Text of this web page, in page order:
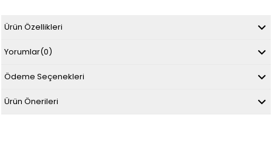
Ürün Özellikleri
Yorumlar(0)
Ödeme Seçenekleri
Ürün Önerileri